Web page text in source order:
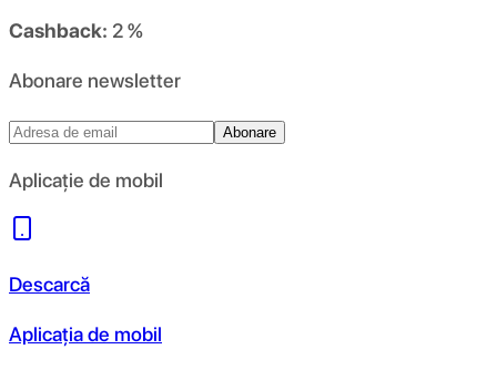
Cashback: 2 %
Abonare newsletter
Abonare
Aplicație de mobil
Descarcă
Aplicația de mobil